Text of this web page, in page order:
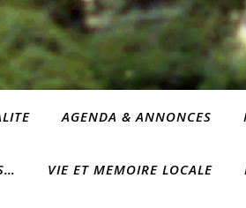
AGENDA & ANNONCES
VIE ET MEMOIRE LOCALE